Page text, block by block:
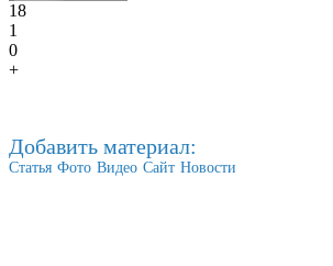
18
1
0
+
Добавить материал:
Статья Фото Видео Сайт Новости